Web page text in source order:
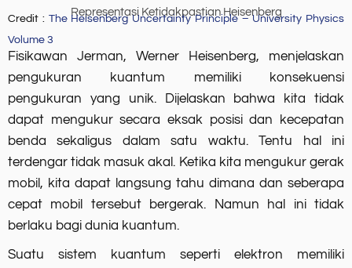
Representasi Ketidakpastian Heisenberg
Credit : The Heisenberg Uncertainty Principle – University Physics
Volume 3
Fisikawan Jerman, Werner Heisenberg, menjelaskan
pengukuran kuantum memiliki konsekuensi
pengukuran yang unik. Dijelaskan bahwa kita tidak
dapat mengukur secara eksak posisi dan kecepatan
benda sekaligus dalam satu waktu. Tentu hal ini
terdengar tidak masuk akal. Ketika kita mengukur gerak
mobil, kita dapat langsung tahu dimana dan seberapa
cepat mobil tersebut bergerak. Namun hal ini tidak
berlaku bagi dunia kuantum.
Suatu sistem kuantum seperti elektron memiliki